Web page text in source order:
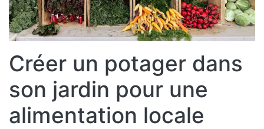
Créer un potager dans
son jardin pour une
alimentation locale